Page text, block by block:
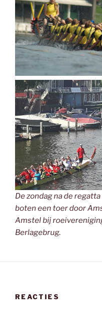
De zondag na de
boten een toer door
Amstel bij
Berlagebrug.
REACTIES